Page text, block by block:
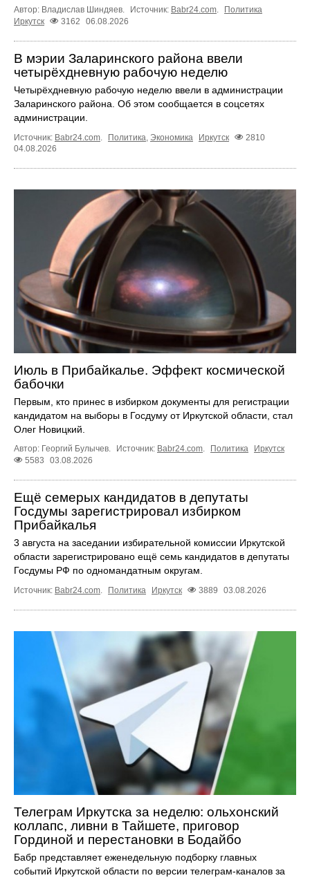
Автор: Владислав Шиндяев. Источник: Babr24.com.
Политика
Иркутск
3162 06.08.2026
В мэрии Заларинского района ввели
четырёхдневную рабочую неделю
Четырёхдневную рабочую неделю ввели в администрации
Заларинского района. Об этом сообщается в соцсетях
администрации.
Источник: Babr24.com. Политика, Экономика Иркутск
2810
04.08.2026
Июль в Прибайкалье. Эффект космической
бабочки
Первым, кто принес в избирком документы для регистрации
кандидатом на выборы в Госдуму от Иркутской области, стал
Олег Новицкий.
Автор: Георгий Булычев. Источник: Babr24.com. Политика
Иркутск
5583
03.08.2026
Ещё семерых кандидатов в депутаты
Госдумы зарегистрировал избирком
Прибайкалья
3 августа на заседании избирательной комиссии Иркутской
области зарегистрировано ещё семь кандидатов в депутаты
Госдумы РФ по одномандатным округам.
Источник: Babr24.com. Политика Иркутск 3889 03.08.2026
Телеграм Иркутска за неделю: ольхонский
коллапс, ливни в Тайшете, приговор
Гординой и перестановки в Бодайбо
Бабр представляет еженедельную подборку главных
событий Иркутской области по версии телеграм-каналов за